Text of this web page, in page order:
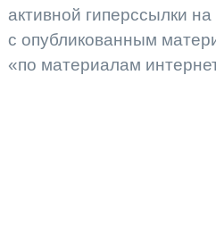
активной гиперссылки
с опубликованным
«по материалам